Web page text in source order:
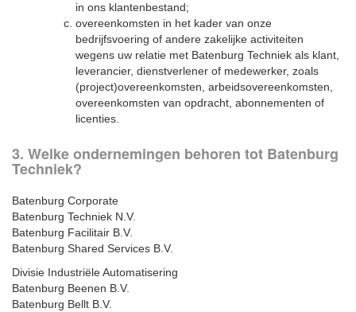
in ons klantenbestand;
overeenkomsten in het kader van onze
bedrijfsvoering of andere zakelijke activiteiten
wegens uw relatie met Batenburg Techniek als klant,
leverancier, dienstverlener of medewerker, zoals
(project)overeenkomsten, arbeidsovereenkomsten,
overeenkomsten van opdracht, abonnementen of
licenties.
3. Welke ondernemingen behoren tot Batenburg
Techniek?
Batenburg Corporate
Batenburg Techniek N.V.
Batenburg Facilitair B.V.
Batenburg Shared Services B.V.
Divisie Industriële Automatisering
Batenburg Beenen B.V.
Batenburg Bellt B.V.